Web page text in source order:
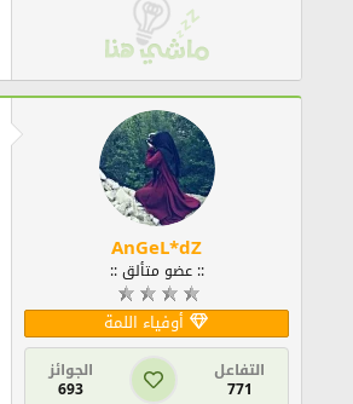
AnGeL*dZ
:: عضو متألق ::
أوفياء اللمة
التفاعل
771
الجوائز
693